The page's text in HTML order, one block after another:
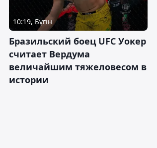
10:19, Бүгін
Бразильский боец UFC Уокер
считает Вердума
величайшим тяжеловесом в
истории